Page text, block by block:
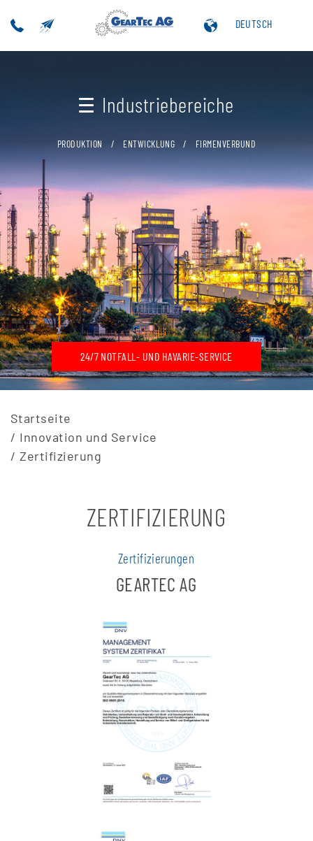
DEUTSCH
Industriebereiche
PRODUKTION ENTWICKLUNG FIRMENVERBUND
24/7 NOTFALL- UND HAVARIE-SERVICE
Startseite
Innovation und Service
Zertifizierung
ZERTIFIZIERUNG
GEARTEC AG
Zertifizierungen